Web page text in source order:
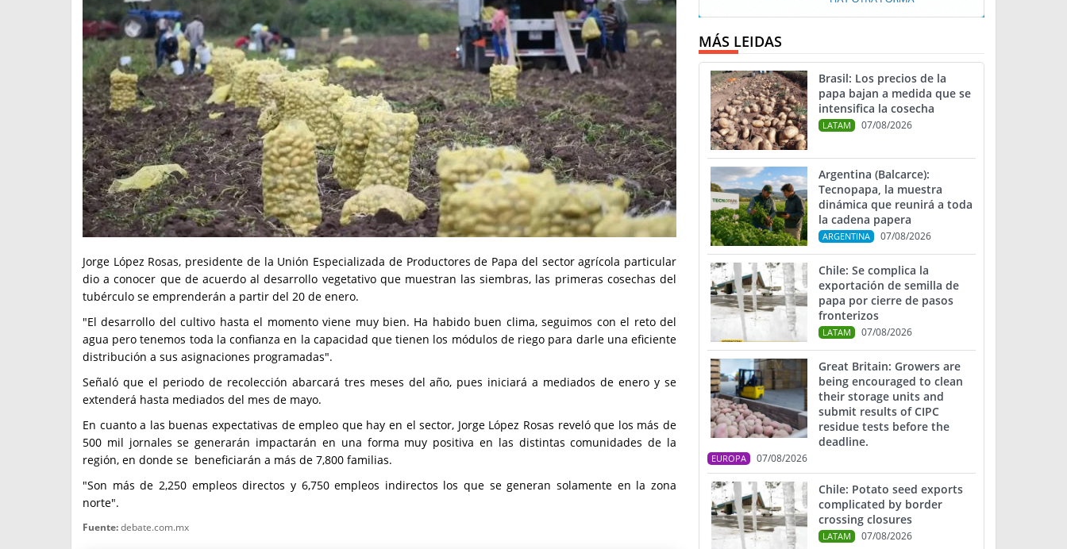
Jorge López Rosas, presidente de la Unión Especializada de Productores de Papa del sector agrícola particular
dio a conocer que de acuerdo al desarrollo vegetativo que muestran las siembras, las primeras cosechas del
tubérculo se emprenderán a partir del 20 de enero.
"El desarrollo del cultivo hasta el momento viene muy bien. Ha habido buen clima, seguimos con el reto del
agua pero tenemos toda la confianza en la capacidad que tienen los módulos de riego para darle una eficiente
distribución a sus asignaciones programadas".
Señaló que el periodo de recolección abarcará tres meses del año, pues iniciará a mediados de enero y se
extenderá hasta mediados del mes de mayo.
En cuanto a las buenas expectativas de empleo que hay en el sector, Jorge López Rosas reveló que los más de
500 mil jornales se generarán impactarán en una forma muy positiva en las distintas comunidades de la
región, en donde se beneficiarán a más de 7,800 familias.
"Son más de 2,250 empleos directos y 6,750 empleos indirectos los que se generan solamente en la zona
norte".
Fuente:debate.com.mx
MÁS LEIDAS
Brasil: Los precios de la
papa bajan a medida que se
intensifica la cosecha
LATAM 07/08/2026
Argentina (Balcarce):
Tecnopapa, la muestra
dinámica que reunirá a toda
la cadena papera
ARGENTINA 07/08/2026
Chile: Se complica la
exportación de semilla de
papa por cierre de pasos
fronterizos
LATAM 07/08/2026
Great Britain: Growers are
being encouraged to clean
their storage units and
submit results of CIPC
residue tests before the
deadline.
EUROPA 07/08/2026
Chile: Potato seed exports
complicated by border
crossing closures
LATAM 07/08/2026